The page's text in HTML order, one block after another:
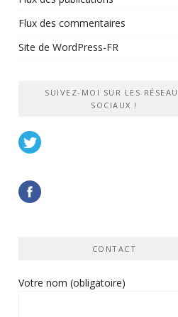
Flux des commentaires
Site de WordPress-FR
SUIVEZ-MOI SUR LES
SOCIAUX !
CONTACT
Votre nom (obligatoire)